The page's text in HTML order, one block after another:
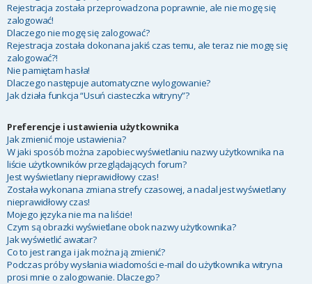
Rejestracja została przeprowadzona poprawnie, ale nie mogę się
zalogować!
Dlaczego nie mogę się zalogować?
Rejestracja została dokonana jakiś czas temu, ale teraz nie mogę się
zalogować?!
Nie pamiętam hasła!
Dlaczego następuje automatyczne wylogowanie?
Jak działa funkcja “Usuń ciasteczka witryny”?
Preferencje i ustawienia użytkownika
Jak zmienić moje ustawienia?
W jaki sposób można zapobiec wyświetlaniu nazwy użytkownika na
liście użytkowników przeglądających forum?
Jest wyświetlany nieprawidłowy czas!
Została wykonana zmiana strefy czasowej, a nadal jest wyświetlany
nieprawidłowy czas!
Mojego języka nie ma na liście!
Czym są obrazki wyświetlane obok nazwy użytkownika?
Jak wyświetlić awatar?
Co to jest ranga i jak można ją zmienić?
Podczas próby wysłania wiadomości e-mail do użytkownika witryna
prosi mnie o zalogowanie. Dlaczego?